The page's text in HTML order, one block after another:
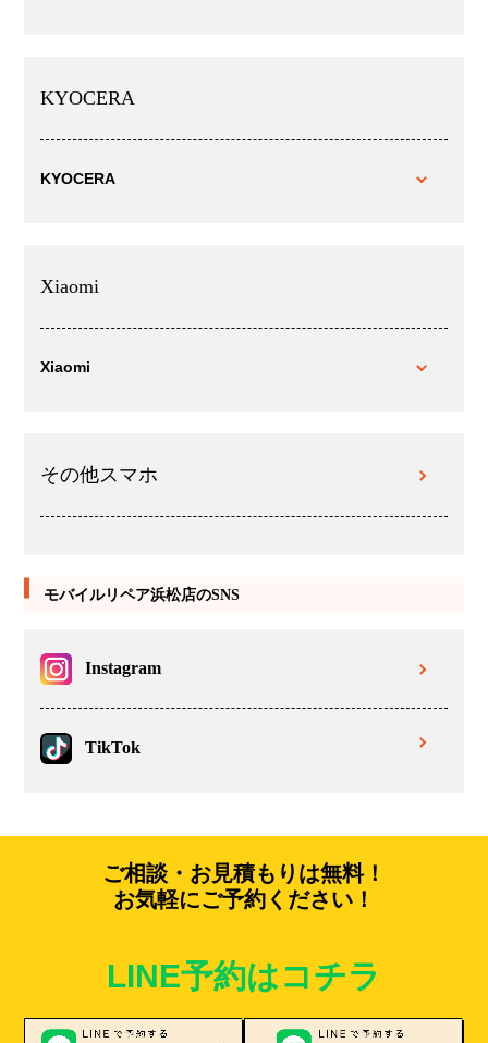
KYOCERA
KYOCERA
Xiaomi
Xiaomi
その他スマホ
モバイルリペア浜松店のSNS
Instagram
TikTok
ご相談・お見積もりは無料！
お気軽にご予約ください！
LINE予約はコチラ